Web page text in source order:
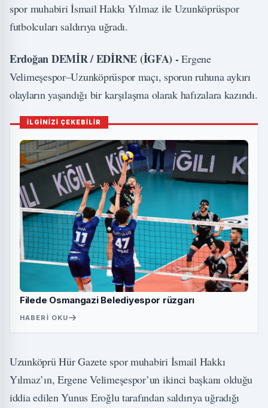
spor muhabiri İsmail Hakkı Yılmaz ile Uzunköprüspor
futbolcuları saldırıya uğradı.
Erdoğan DEMİR / EDİRNE (İGFA) -Ergene
Velimeşespor–Uzunköprüspor maçı, sporun ruhuna aykırı
olayların yaşandığı bir karşılaşma olarak hafızalara kazındı.
İLGİNİZİ ÇEKEBİLİR
Filede Osmangazi Belediyespor rüzgarı
HABERI OKU
Uzunköprü Hür Gazete spor muhabiri İsmail Hakkı
Yılmaz’ın, Ergene Velimeşespor’un ikinci başkanı olduğu
iddia edilen Yunus Eroğlu tarafından saldırıya uğradığı